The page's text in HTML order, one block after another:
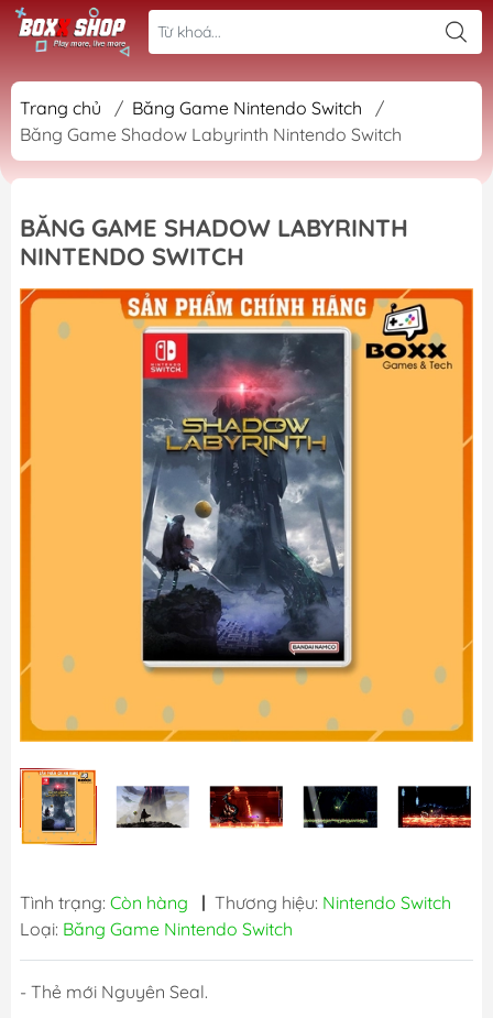
Trang chủ / Băng Game Nintendo Switch
/
Băng Game Shadow Labyrinth Nintendo Switch
BĂNG GAME SHADOW LABYRINTH
NINTENDO SWITCH
Tình trạng: Còn hàng | Thương hiệu: Nintendo Switch
Loại: Băng Game Nintendo Switch
- Thẻ mới Nguyên Seal.